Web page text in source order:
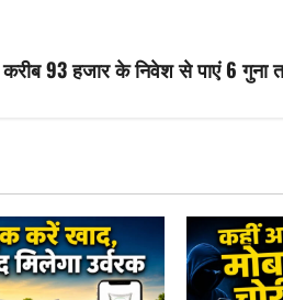
93 हजार के निवेश से पाएं 6 गुना तक